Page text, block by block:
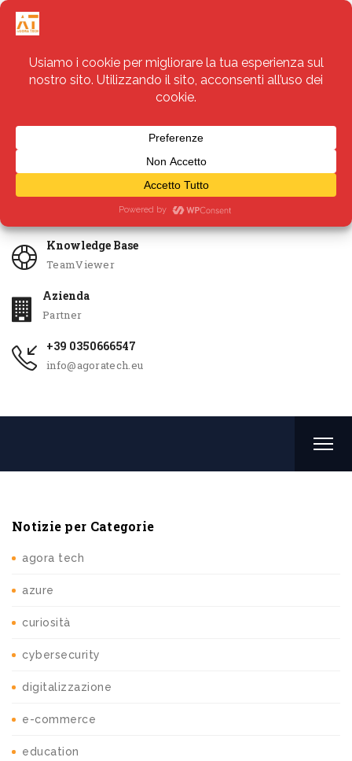
Servizi
Knowledge Base
TeamViewer
Azienda
Partner
+39 0350666547
info@agoratech.eu
Notizie per Categorie
agora tech
azure
curiosità
cybersecurity
digitalizzazione
e-commerce
education